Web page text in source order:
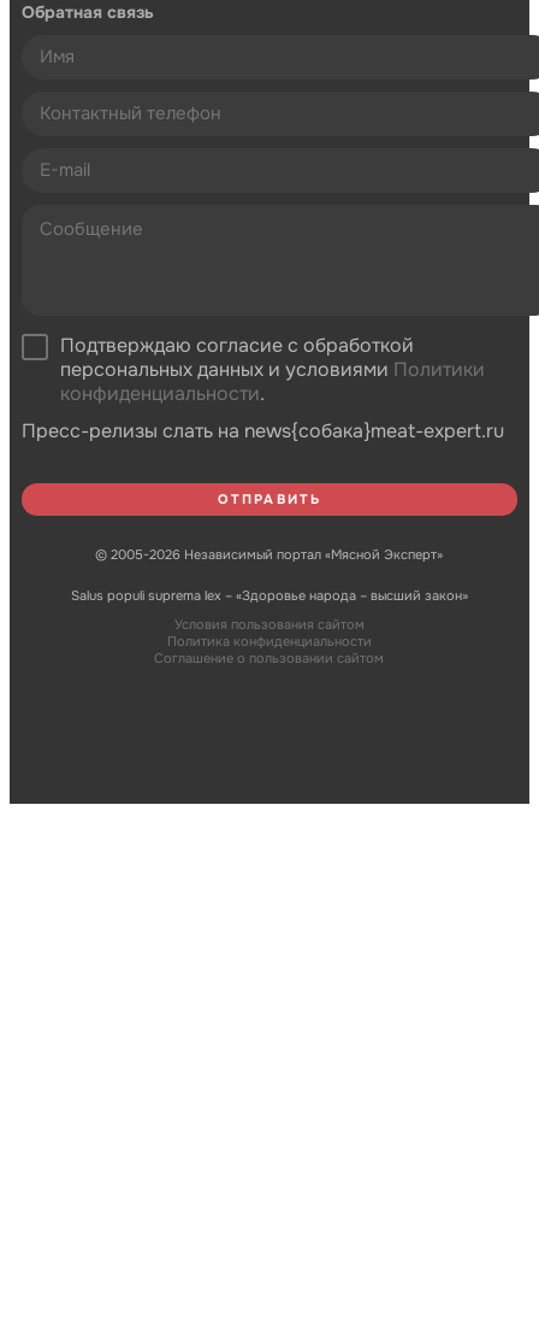
Обратная связь
Подтверждаю согласие с обработкой
персональных данных и условиями Политики
конфиденциальности.
Пресс-релизы слать на news{собака}meat-expert.ru
© 2005-2026 Независимый портал «Мясной Эксперт»
Salus populi suprema lex – «Здоровье народа – высший закон»
Условия пользования сайтом
Политика конфиденциальности
Соглашение о пользовании сайтом